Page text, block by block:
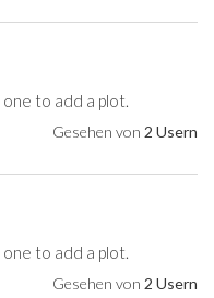
to add a plot.
Gesehen von 2 Usern
to add a plot.
Gesehen von 2 Usern